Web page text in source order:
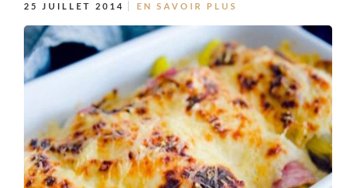
25 JUILLET 2014 EN SAVOIR PLUS